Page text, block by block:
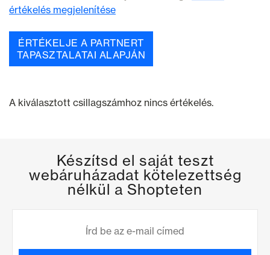
értékelés megjelenítése
ÉRTÉKELJE A PARTNERT
TAPASZTALATAI ALAPJÁN
A kiválasztott csillagszámhoz nincs értékelés.
Készítsd el saját teszt
webáruházadat kötelezettség
nélkül a Shopteten